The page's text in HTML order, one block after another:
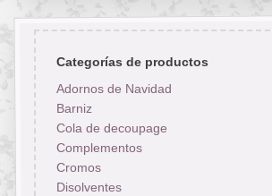
Categorías de productos
Adornos de Navidad
Barniz
Cola de decoupage
Complementos
Cromos
Disolventes